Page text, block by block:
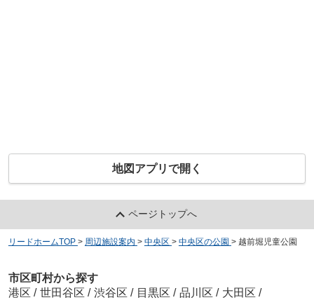
地図アプリで開く
ページトップへ
リードホームTOP > 周辺施設案内 > 中央区 > 中央区の公園 > 越前堀児童公園
市区町村から探す
港区 / 世田谷区 / 渋谷区 / 目黒区 / 品川区 / 大田区 /